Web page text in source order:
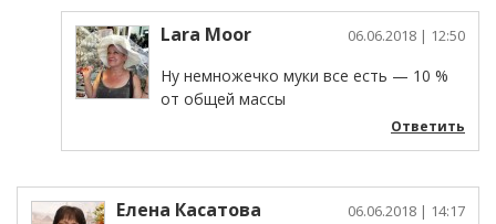
Lara Moor 06.06.2018 | 12:50
Ну немножечко муки все есть — 10 %
от общей массы
Ответить
Елена Касатова 06.06.2018 | 14:17